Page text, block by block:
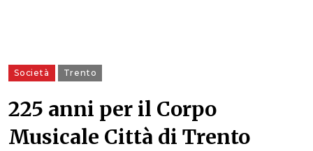
Società Trento
225 anni per il Corpo
Musicale Città di Trento